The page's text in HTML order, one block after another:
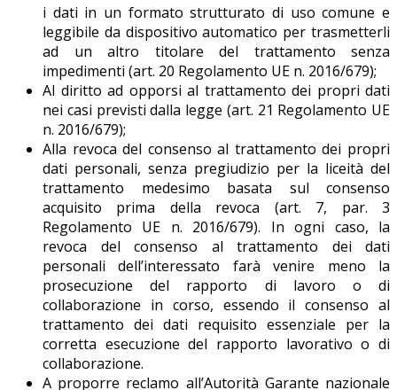
i dati in un formato strutturato di uso comune e
leggibile da dispositivo automatico per trasmetterli
ad un altro titolare del trattamento senza
impedimenti (art. 20 Regolamento UE n. 2016/679);
Al diritto ad opporsi al trattamento dei propri dati
nei casi previsti dalla legge (art. 21 Regolamento UE
n. 2016/679);
Alla revoca del consenso al trattamento dei propri
dati personali, senza pregiudizio per la liceità del
trattamento medesimo basata sul consenso
acquisito prima della revoca (art. 7, par. 3
Regolamento UE n. 2016/679). In ogni caso, la
revoca del consenso al trattamento dei dati
personali dell’interessato farà venire meno la
prosecuzione del rapporto di lavoro o di
collaborazione in corso, essendo il consenso al
trattamento dei dati requisito essenziale per la
corretta esecuzione del rapporto lavorativo o di
collaborazione.
A proporre reclamo all’Autorità Garante nazionale